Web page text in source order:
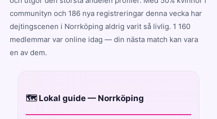
communityn och 186 nya registreringar denna vecka har
dejtingscenen i Norrköping aldrig varit så livlig. 1 160
medlemmar var online idag — din nästa match kan vara
en av dem.
🗺️ Lokal guide — Norrköping